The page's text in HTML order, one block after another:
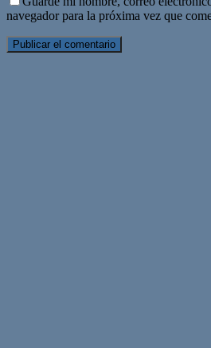
navegador para la próxima vez que